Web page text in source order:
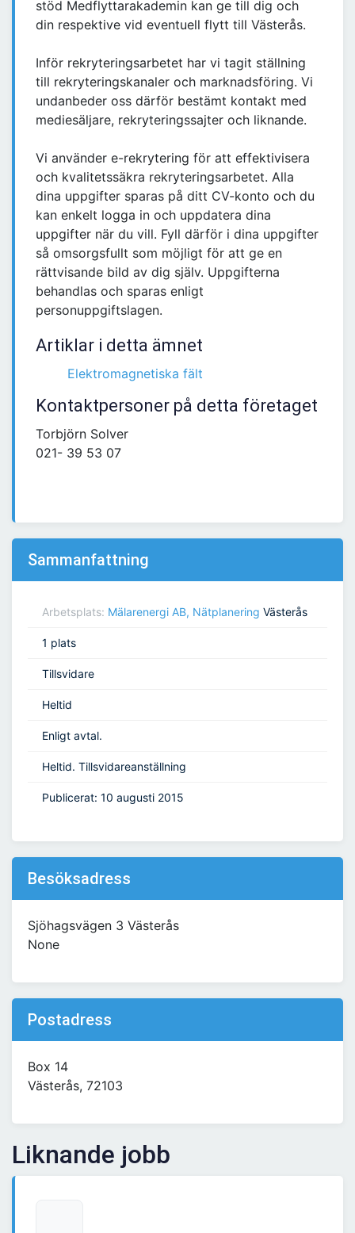
stöd Medflyttarakademin kan ge till dig och
din respektive vid eventuell flytt till Västerås.
Inför rekryteringsarbetet har vi tagit ställning
till rekryteringskanaler och marknadsföring. Vi
undanbeder oss därför bestämt kontakt med
mediesäljare, rekryteringssajter och liknande.
Vi använder e-rekrytering för att effektivisera
och kvalitetssäkra rekryteringsarbetet. Alla
dina uppgifter sparas på ditt CV-konto och du
kan enkelt logga in och uppdatera dina
uppgifter när du vill. Fyll därför i dina uppgifter
så omsorgsfullt som möjligt för att ge en
rättvisande bild av dig själv. Uppgifterna
behandlas och sparas enligt
personuppgiftslagen.
Artiklar i detta ämnet
Elektromagnetiska fält
Kontaktpersoner på detta företaget
Torbjörn Solver
021- 39 53 07
Sammanfattning
Arbetsplats: Mälarenergi AB, Nätplanering Västerås
1 plats
Tillsvidare
Heltid
Enligt avtal.
Heltid. Tillsvidareanställning
Publicerat: 10 augusti 2015
Besöksadress
Sjöhagsvägen 3 Västerås
None
Postadress
Box 14
Västerås, 72103
Liknande jobb